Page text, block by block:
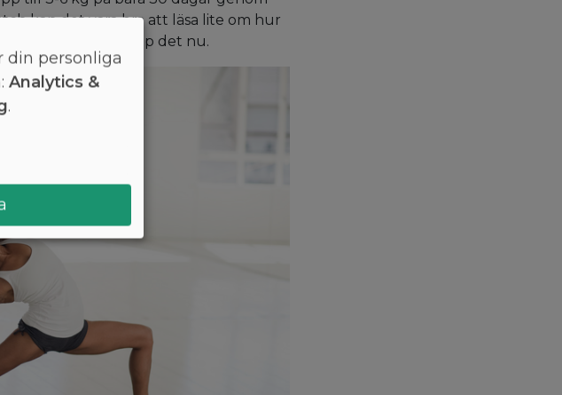
kan det vara bra att läsa lite om hur
kommer att ta upp det nu.
din personliga
Analytics &
.